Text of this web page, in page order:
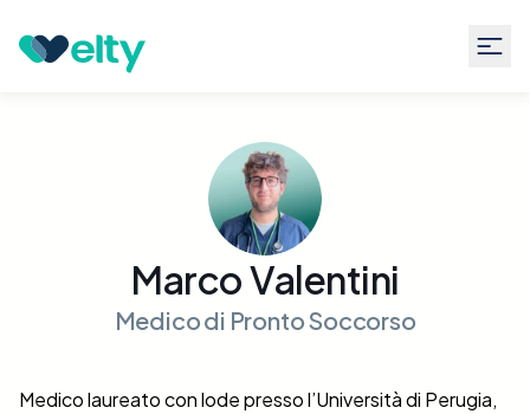
Articoli dell'autore Marco Valentini
Marco Valentini
Medico di Pronto Soccorso
Medico laureato con lode presso l’Università di Perugia,